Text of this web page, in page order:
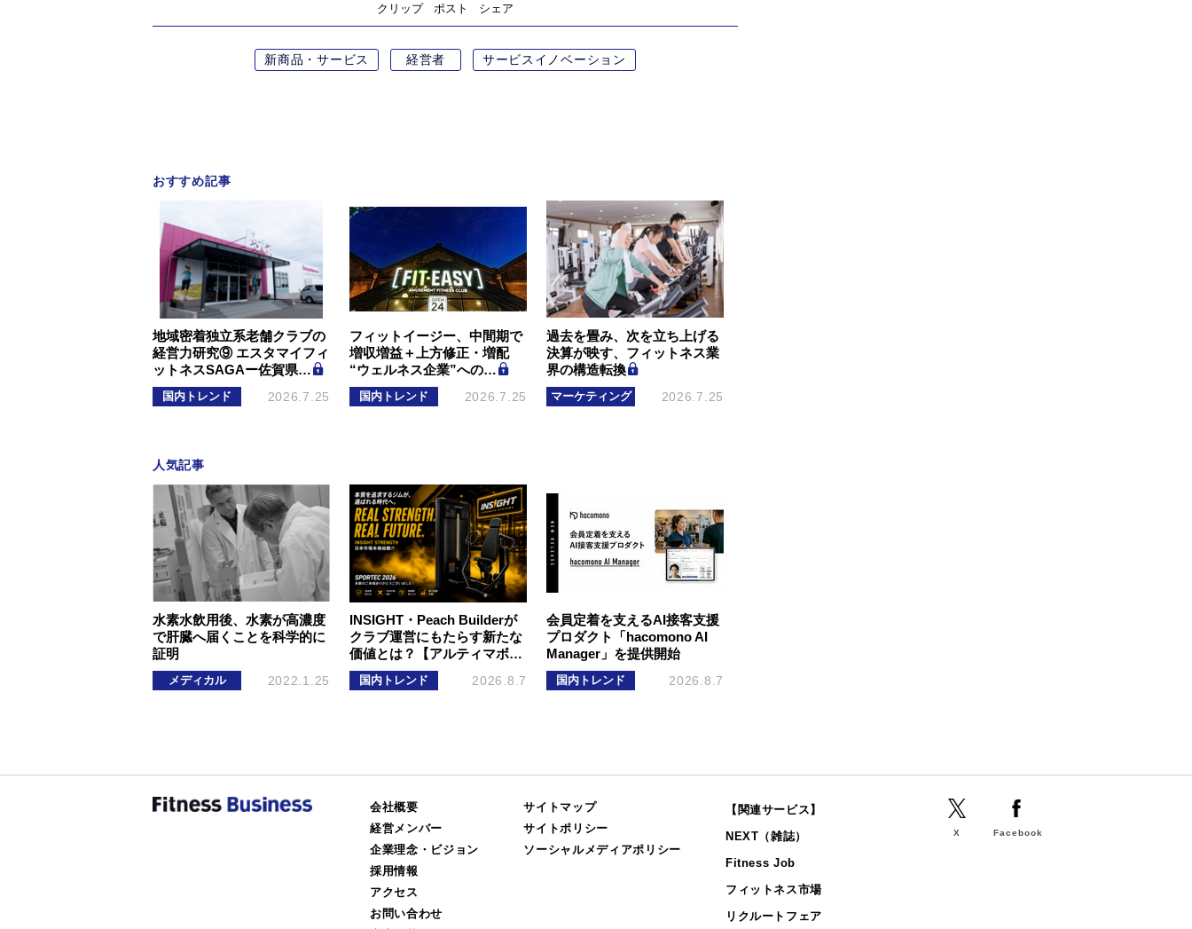
クリップ ポスト シェア
新商品・サービス 経営者 サービスイノベーション
おすすめ記事
地域密着独立系老舗クラブの
経営力研究⑨ エスタマイフィ
ットネスSAGAー佐賀県…
国内トレンド 2026.7.25
フィットイージー、中間期で
増収増益＋上方修正・増配
“ウェルネス企業”への…
国内トレンド 2026.7.25
過去を畳み、次を立ち上げる
決算が映す、フィットネス業
界の構造転換
マーケティング 2026.7.25
人気記事
水素水飲用後、水素が高濃度
で肝臓へ届くことを科学的に
証明
メディカル 2022.1.25
INSIGHT・Peach Builderが
クラブ運営にもたらす新たな
価値とは？【アルティマボ…
国内トレンド 2026.8.7
会員定着を支えるAI接客支援
プロダクト「hacomono AI
Manager」を提供開始
国内トレンド 2026.8.7
会社概要
経営メンバー
企業理念・ビジョン
採用情報
アクセス
お問い合わせ
サイトマップ
サイトポリシー
ソーシャルメディアポリシー
【関連サービス】
NEXT（雑誌）
Fitness Job
フィットネス市場
リクルートフェア
X Facebook